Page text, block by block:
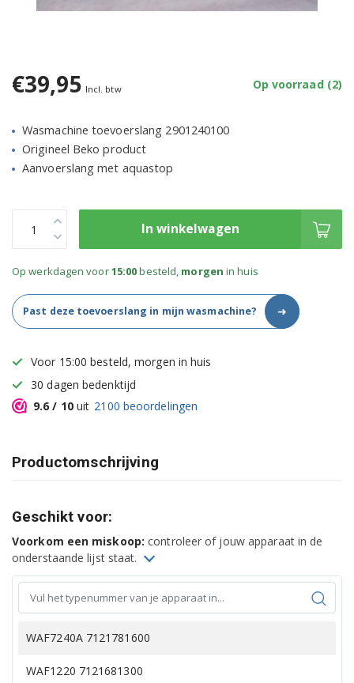
€39,95 Incl. btw Op voorraad (2)
Wasmachine toevoerslang 2901240100
Origineel Beko product
Aanvoerslang met aquastop
In winkelwagen
Op werkdagen voor15:00besteld, morgen in huis
Past deze toevoerslang in mijn wasmachine? ➜
Voor 15:00 besteld, morgen in huis
30 dagen bedenktijd
9.6 / 10uit 2100 beoordelingen
Productomschrijving
Geschikt voor:
Voorkom een miskoop: controleer of jouw apparaat in de
onderstaande lijst staat.
WAF7240A 7121781600
WAF1220 7121681300